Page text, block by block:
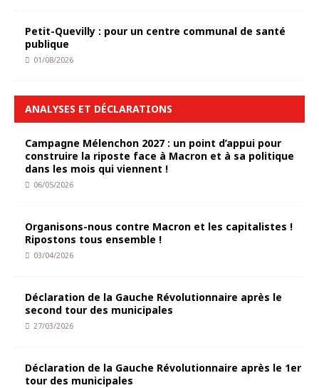
Petit-Quevilly : pour un centre communal de santé
publique
01/08/2026
ANALYSES ET DÉCLARATIONS
Campagne Mélenchon 2027 : un point d’appui pour
construire la riposte face à Macron et à sa politique
dans les mois qui viennent !
06/05/2026
Organisons-nous contre Macron et les capitalistes !
Ripostons tous ensemble !
03/04/2026
Déclaration de la Gauche Révolutionnaire après le
second tour des municipales
27/03/2026
Déclaration de la Gauche Révolutionnaire après le 1er
tour des municipales